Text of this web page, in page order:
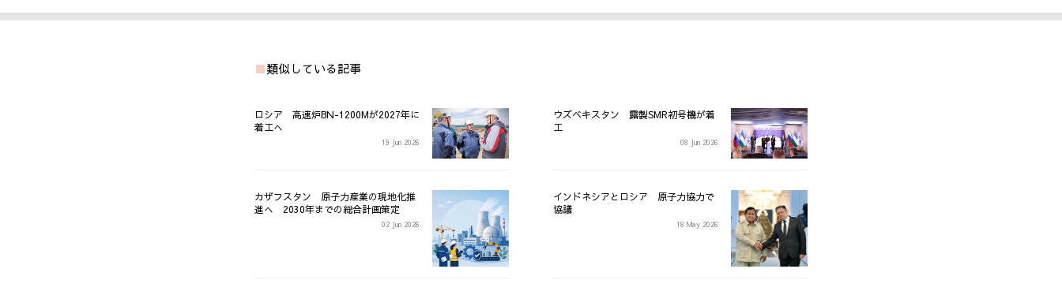
類似している記事
ロシア 高速炉BN-1200Mが2027年に
着工へ
19 Jun 2026
ウズベキスタン 露製SMR初号機が着
工
08 Jun 2026
カザフスタン 原子力産業の現地化推
進へ 2030年までの総合計画策定
02 Jun 2026
インドネシアとロシア 原子力協力で
協議
18 May 2026